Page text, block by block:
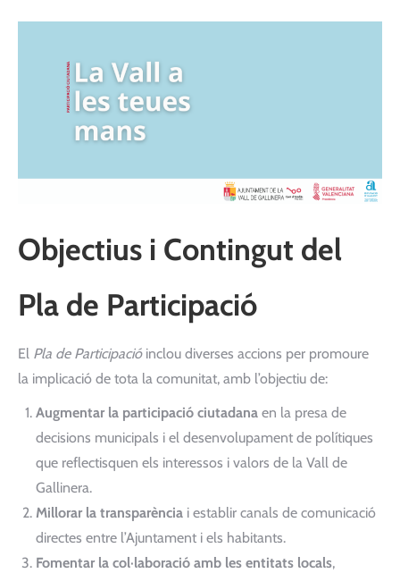
Objectius i Contingut del
Pla de Participació
El Pla de Participacióinclou diverses accions per promoure
la implicació de tota la comunitat, amb l’objectiu de:
Augmentar la participació ciutadana en la presa de
decisions municipals i el desenvolupament de polítiques
que reflectisquen els interessos i valors de la Vall de
Gallinera.
Millorar la transparència i establir canals de comunicació
directes entre l’Ajuntament i els habitants.
Fomentar la col·laboració amb les entitats locals,